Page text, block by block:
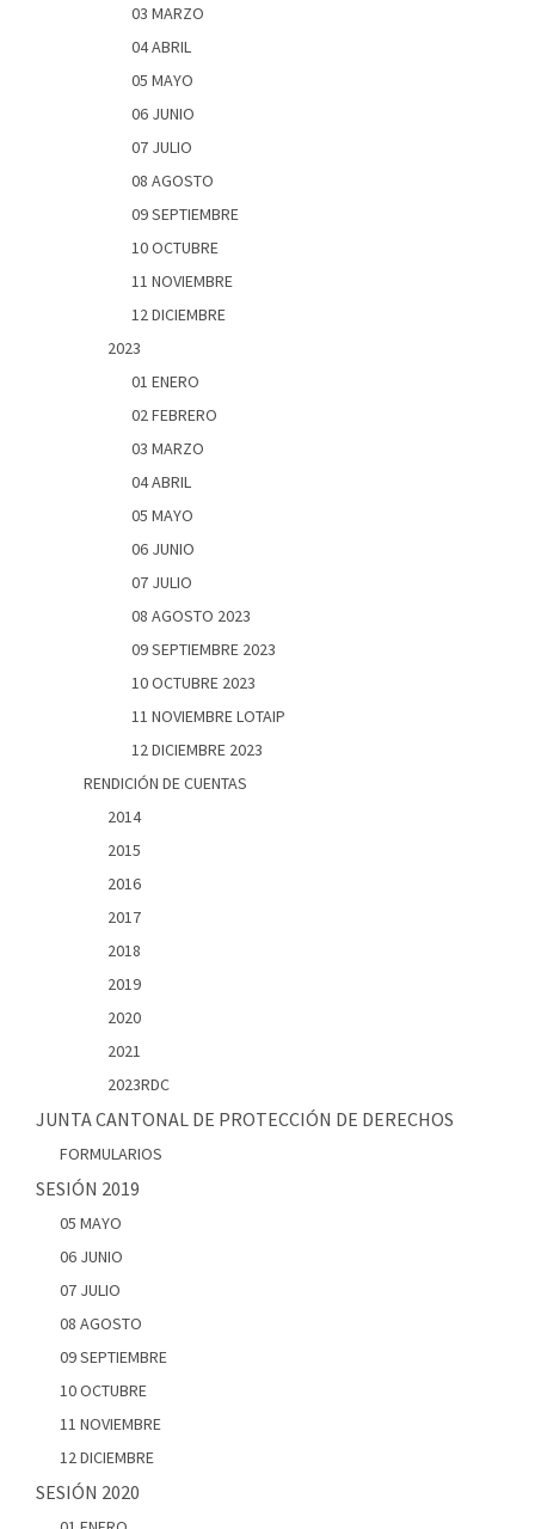
03 MARZO
04 ABRIL
05 MAYO
06 JUNIO
07 JULIO
08 AGOSTO
09 SEPTIEMBRE
10 OCTUBRE
11 NOVIEMBRE
12 DICIEMBRE
2023
01 ENERO
02 FEBRERO
03 MARZO
04 ABRIL
05 MAYO
06 JUNIO
07 JULIO
08 AGOSTO 2023
09 SEPTIEMBRE 2023
10 OCTUBRE 2023
11 NOVIEMBRE LOTAIP
12 DICIEMBRE 2023
RENDICIÓN DE CUENTAS
2014
2015
2016
2017
2018
2019
2020
2021
2023RDC
JUNTA CANTONAL DE PROTECCIÓN DE DERECHOS
FORMULARIOS
SESIÓN 2019
05 MAYO
06 JUNIO
07 JULIO
08 AGOSTO
09 SEPTIEMBRE
10 OCTUBRE
11 NOVIEMBRE
12 DICIEMBRE
SESIÓN 2020